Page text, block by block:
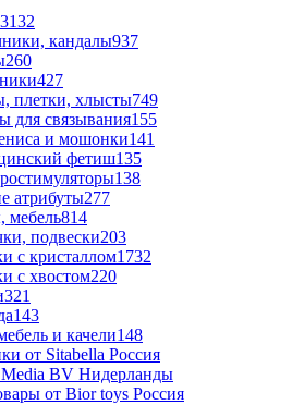
3132
кандалы937
260
427
плетки, хлысты749
для связывания155
и мошонки141
фетиш135
138
атрибуты277
мебель814
подвески203
с кристаллом1732
с хвостом220
321
143
и качели148